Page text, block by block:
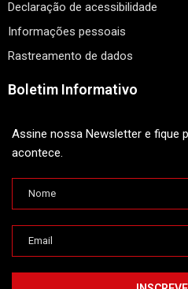
Declaração de acessibilidade
Informações pessoais
Rastreamento de dados
Boletim Informativo
Assine nossa Newsletter e fique
acontece.